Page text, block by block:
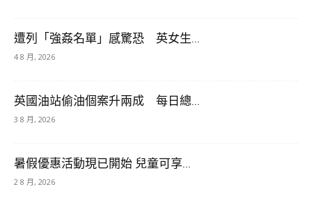
遭列「強姦名單」感驚恐 英女生...
4 8 月, 2026
英國油站偷油個案升兩成 每日總...
3 8 月, 2026
暑假優惠活動現已開始 兒童可享...
2 8 月, 2026